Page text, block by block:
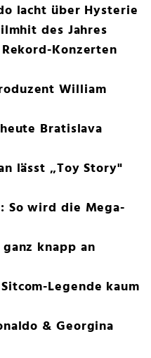
lacht über Hysterie
des Jahres
Konzerten
William
Bratislava
lässt „Toy Story"
So wird die Mega-
knapp an
Legende kaum
& Georgina